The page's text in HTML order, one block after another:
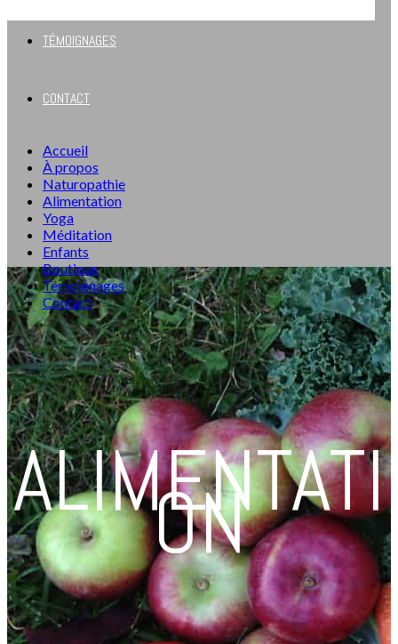
TÉMOIGNAGES
CONTACT
Accueil
À propos
Naturopathie
Alimentation
Yoga
Méditation
Enfants
Boutique
Témoignages
Contact
ALIMENTATI
ON